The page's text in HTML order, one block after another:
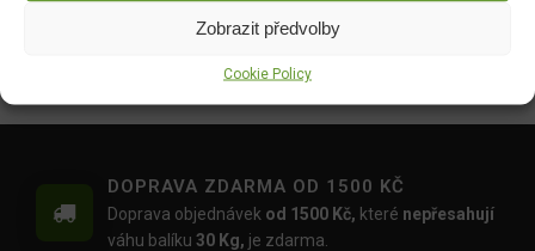
Zobrazit předvolby
Cookie Policy
DO KOŠÍKU
DOPRAVA ZDARMA OD 1500 KČ
Doprava objednávek od 1500 Kč, které nepřesahují
váhu balíku 30 Kg, je zdarma.